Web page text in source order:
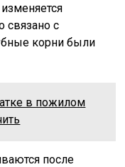
связано с
корни были
в пожилом
после